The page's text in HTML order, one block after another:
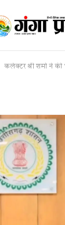
कलेक्टर श्री शर्मा ने की